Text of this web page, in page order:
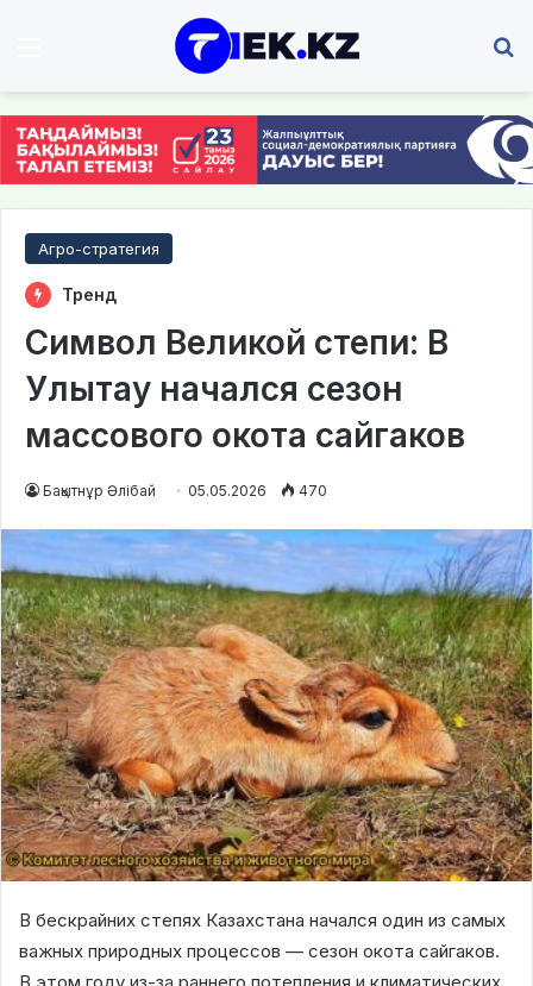
Агро-стратегия
Тренд
Символ Великой степи: В
Улытау начался сезон
массового окота сайгаков
Бақытнұр Әлібай 05.05.2026 470
В бескрайних степях Казахстана начался один из самых
важных природных процессов — сезон окота сайгаков.